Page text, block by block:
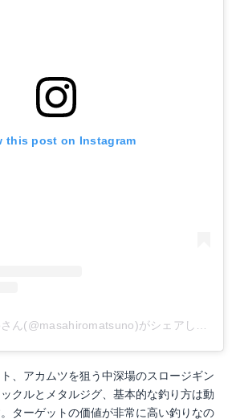
this post on Instagram
Masahiro Matsunoさん(@masahiromatsuno)がシェアした投稿
、アカムツを狙う中深場のスロージギン
クルとメタルジグ、基本的な釣り方は動
ターゲットの価値が非常に高い釣りなの